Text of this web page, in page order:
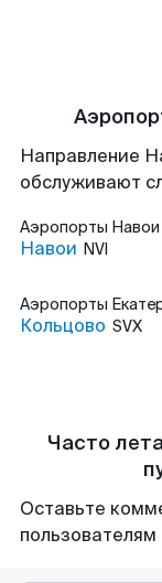
Направление
обслуживают
Аэропорты Навои
Навои NVI
Аэропорты
Кольцово SVX
Часто
Оставьте